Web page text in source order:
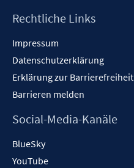
Rechtliche Links
Impressum
Datenschutzerklärung
Erklärung zur Barrierefreiheit
Barrieren melden
Social-Media-Kanäle
BlueSky
YouTube